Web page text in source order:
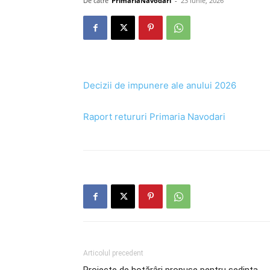
Decizii de impunere ale anului 2026
Raport retururi Primaria Navodari
Articolul precedent